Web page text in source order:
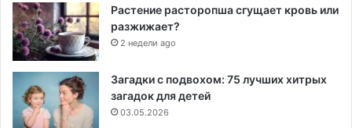
Растение расторопша сгущает кровь или
разжижает?
2 недели ago
Загадки с подвохом: 75 лучших хитрых
загадок для детей
03.05.2026